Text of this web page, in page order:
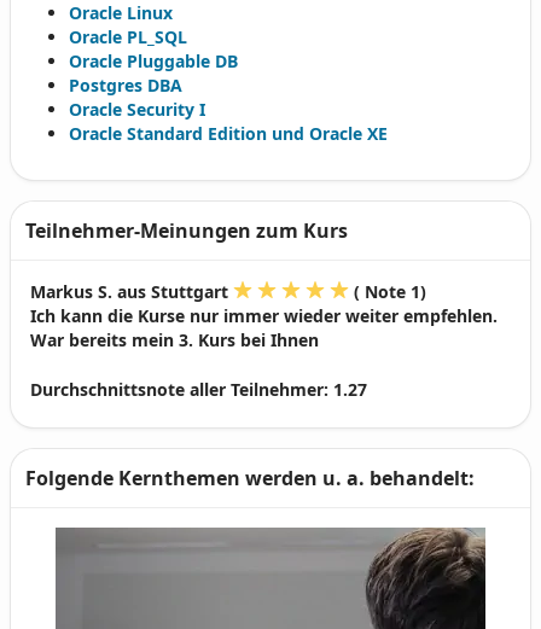
Oracle Linux
Oracle PL_SQL
Oracle Pluggable DB
Postgres DBA
Oracle Security I
Oracle Standard Edition und Oracle XE
Teilnehmer-Meinungen zum Kurs
Markus S. aus Stuttgart
( Note 1)
Ich kann die Kurse nur immer wieder weiter empfehlen.
War bereits mein 3. Kurs bei Ihnen
Durchschnittsnote aller Teilnehmer: 1.27
Folgende Kernthemen werden u. a. behandelt: